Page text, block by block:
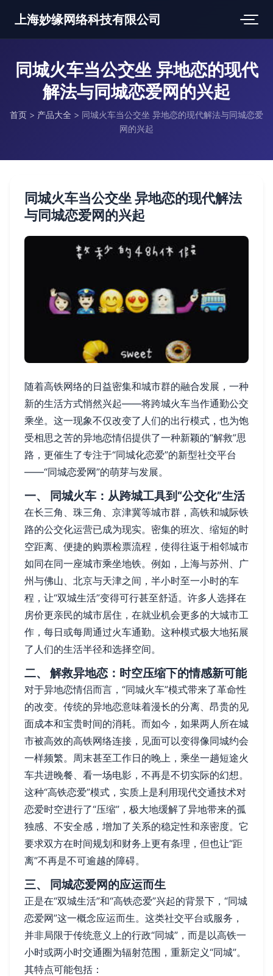
上海妙缘网络科技有限公司
同城火车当公交坐 异地恋的现代
解法与同城恋爱网的兴起
首页 > 产品大全 > 同城火车当公交坐 异地恋的现代解法与同城恋爱
网的兴起
同城火车当公交坐 异地恋的现代解法
与同城恋爱网的兴起
随着高铁网络的日益密集和城市群的融合发展，一种
新的生活方式悄然兴起——将跨城火车当作通勤公交
乘坐。这一现象不仅改变了人们的出行模式，也为饱
受相思之苦的异地恋情侣提供了一种新颖的“解救”思
路，更催生了专注于“同城化恋爱”的新型社交平台
——“同城恋爱网”的萌芽与发展。
一、 同城火车：从跨城工具到“公交化”生活
在长三角、珠三角、京津冀等城市群，高铁和城际铁
路的公交化运营已成为现实。密集的班次、缩短的时
空距离、便捷的购票检票流程，使得往返于相邻城市
如同在同一座城市乘坐地铁。例如，上海与苏州、广
州与佛山、北京与天津之间，半小时至一小时的车
程，让“双城生活”变得可行甚至舒适。许多人选择在
房价更亲民的城市居住，在就业机会更多的大城市工
作，每日或每周通过火车通勤。这种模式极大地拓展
了人们的生活半径和选择空间。
二、 解救异地恋：时空压缩下的情感新可能
对于异地恋情侣而言，“同城火车”模式带来了革命性
的改变。传统的异地恋意味着漫长的分离、昂贵的见
面成本和宝贵时间的消耗。而如今，如果两人所在城
市被高效的高铁网络连接，见面可以变得像同城约会
一样频繁。周末甚至工作日的晚上，乘坐一趟短途火
车共进晚餐、看一场电影，不再是不切实际的幻想。
这种“高铁恋爱”模式，实质上是利用现代交通技术对
恋爱时空进行了“压缩”，极大地缓解了异地带来的孤
独感、不安全感，增加了关系的稳定性和亲密度。它
要求双方在时间规划和财务上更有条理，但也让“距
离”不再是不可逾越的障碍。
三、 同城恋爱网的应运而生
正是在“双城生活”和“高铁恋爱”兴起的背景下，“同城
恋爱网”这一概念应运而生。这类社交平台或服务，
并非局限于传统意义上的行政“同城”，而是以高铁一
小时或两小时交通圈为辐射范围，重新定义“同城”。
其特点可能包括：